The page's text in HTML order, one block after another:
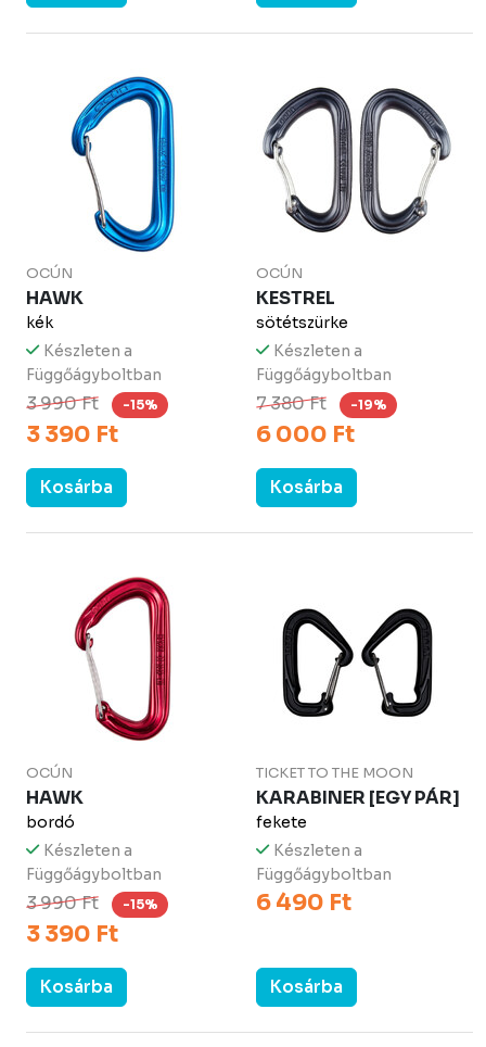
OCÚN
HAWK
kék
Készleten a
Függőágyboltban
3 990 Ft -15%
3 390 Ft
Kosárba
OCÚN
KESTREL
sötétszürke
Készleten a
Függőágyboltban
7 380 Ft -19%
6 000 Ft
Kosárba
OCÚN
HAWK
bordó
Készleten a
Függőágyboltban
3 990 Ft -15%
3 390 Ft
Kosárba
TICKET TO THE MOON
KARABINER [EGY PÁR]
fekete
Készleten a
Függőágyboltban
6 490 Ft
Kosárba